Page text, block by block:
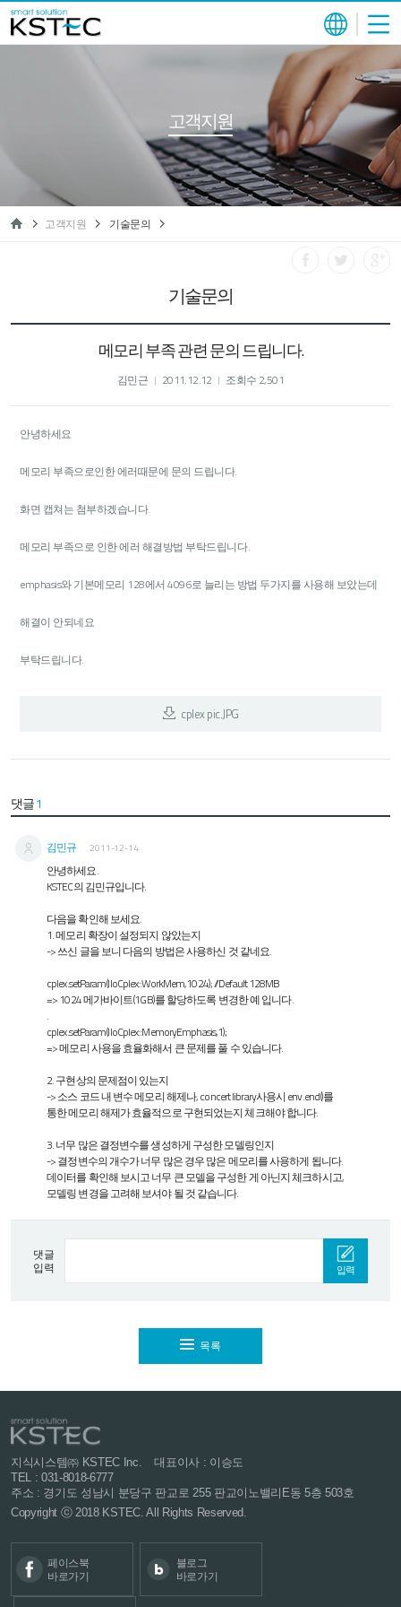
고객지원
고객지원 기술문의
기술문의
메모리 부족 관련 문의 드립니다.
김민근 2011.12.12 조회수 2,501
안녕하세요
메모리 부족으로인한 에러때문에 문의 드립니다.
화면 캡쳐는 첨부하겠습니다.
메모리 부족으로 인한 에러 해결방법 부탁드립니다.
emphasis와 기본메모리 128에서 4096로 늘리는 방법 두가지를 사용해 보았는데
해결이 안되네요
부탁드립니다.
cplex pic.JPG
댓글1
김민규 2011-12-14
안녕하세요.
KSTEC의 김민규입니다.
다음을 확인해 보세요.
1. 메모리 확장이 설정되지 않았는지
-> 쓰신 글을 보니 다음의 방법은 사용하신 것 같네요.
cplex.setParam(IloCplex::WorkMem,1024); //Default 128MB
=> 1024 메가바이트(1GB)를 할당하도록 변경한 예 입니다.
.
cplex.setParam(IloCplex::MemoryEmphasis,1);
=> 메모리 사용을 효율화해서 큰 문제를 풀 수 있습니다.
2. 구현상의 문제점이 있는지
-> 소스 코드 내 변수 메모리 해제나, concert library사용시 env.end()를
통한 메모리 해제가 효율적으로 구현되었는지 체크해야 합니다.
3. 너무 많은 결정변수를 생성하게 구성한 모델링인지
-> 결정변수의 개수가 너무 많은 경우 많은 메모리를 사용하게 됩니다.
데이터를 확인해 보시고 너무 큰 모델을 구성한 게 아닌지 체크하시고,
모델링 변경을 고려해 보셔야 될 것 같습니다.
댓글
입력 입력
목록
지식시스템㈜ KSTEC Inc.
대표이사 : 이승도
TEL : 031-8018-6777
주소 : 경기도 성남시 분당구 판교로 255 판교이노밸리E동 5층 503호
Copyright ⓒ 2018 KSTEC. All Rights Reserved.
페이스북
바로가기
블로그
바로가기